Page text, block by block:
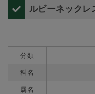
ルビーネックレ
分類
科名
属名